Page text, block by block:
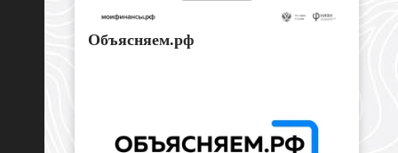
Объясняем.рф